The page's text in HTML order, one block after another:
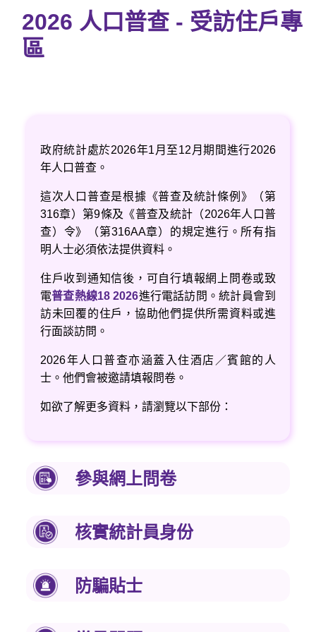
2026 人口普查 - 受訪住戶專
區
政府統計處於2026年1月至12月期間進行2026
年人口普查。
這次人口普查是根據《普查及統計條例》（第
316章）第9條及《普查及統計（2026年人口普
查）令》（第316AA章）的規定進行。所有指
明人士必須依法提供資料。
住戶收到通知信後，可自行填報網上問卷或致
電普查熱線18 2026進行電話訪問。統計員會到
訪未回覆的住戶，協助他們提供所需資料或進
行面談訪問。
2026年人口普查亦涵蓋入住酒店／賓館的人
士。他們會被邀請填報問卷。
如欲了解更多資料，請瀏覽以下部份：
參與網上問卷
核實統計員身份
防騙貼士